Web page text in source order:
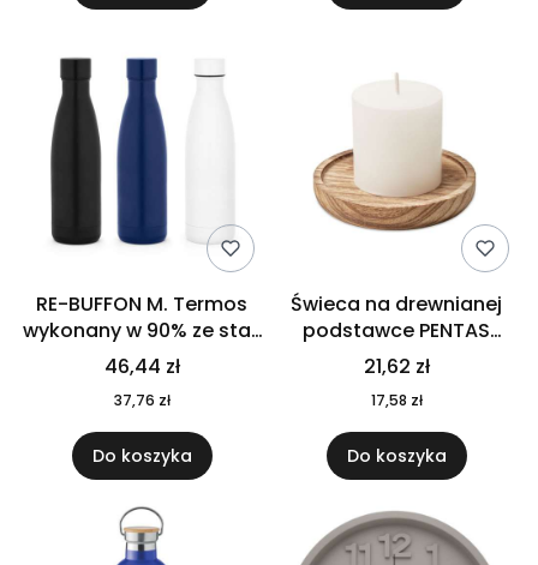
RE-BUFFON M. Termos
wykonany w 90% ze stali
nierdzewnej
pochodzącej z
recyklingu 520 ml 94294
46,44 zł
37,76 zł
Do koszyka
Świeca na drewnianej
podstawce PENTAS
MO6282-40
21,62 zł
17,58 zł
Do koszyka